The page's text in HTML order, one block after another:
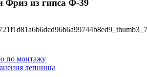
Фриз из гипса Ф-39
по монтажу
лепнины